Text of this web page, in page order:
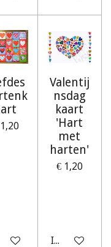
Valentij
nsdag
kaart
'Hart
met
harten'
€ 1,20
In